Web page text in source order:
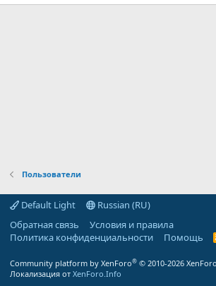
Пользователи
Default Light
Russian (RU)
Обратная связь
Условия и правила
Политика конфиденциальности
Помощь
Community platform by XenForo® © 2010-2026
Локализация от XenForo.Info